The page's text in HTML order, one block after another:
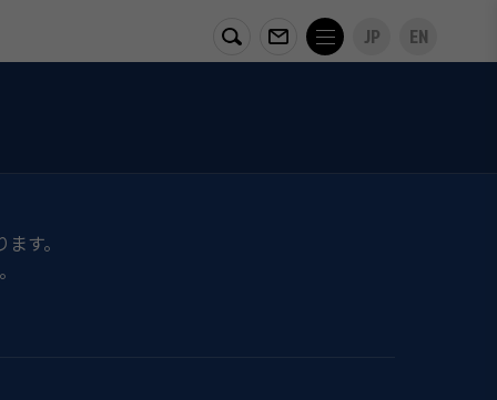
JP EN
す。